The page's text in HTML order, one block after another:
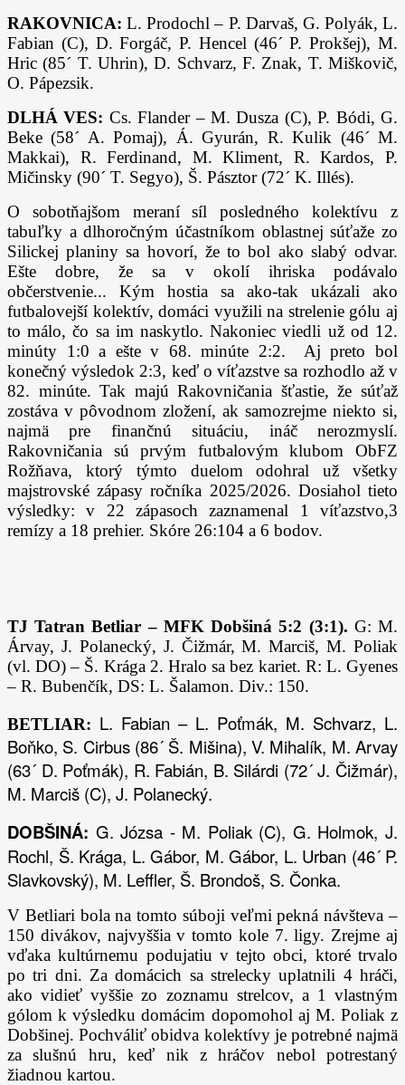
RAKOVNICA: L. Prodochl – P. Darvaš, G. Polyák, L.
Fabian (C), D. Forgáč, P. Hencel (46´ P. Prokšej), M.
Hric (85´ T. Uhrin), D. Schvarz, F. Znak, T. Miškovič,
O. Pápezsik.
DLHÁ VES: Cs. Flander – M. Dusza (C), P. Bódi, G.
Beke (58´ A. Pomaj), Á. Gyurán, R. Kulik (46´ M.
Makkai), R. Ferdinand, M. Kliment, R. Kardos, P.
Mičinsky (90´ T. Segyo), Š. Pásztor (72´ K. Illés).
O sobotňajšom meraní síl posledného kolektívu z
tabuľky a dlhoročným účastníkom oblastnej súťaže zo
Silickej planiny sa hovorí, že to bol ako slabý odvar.
Ešte dobre, že sa v okolí ihriska podávalo
občerstvenie... Kým hostia sa ako-tak ukázali ako
futbalovejší kolektív, domáci využili na strelenie gólu aj
to málo, čo sa im naskytlo. Nakoniec viedli už od 12.
minúty 1:0 a ešte v 68. minúte 2:2. Aj preto bol
konečný výsledok 2:3, keď o víťazstve sa rozhodlo až v
82. minúte. Tak majú Rakovničania šťastie, že súťaž
zostáva v pôvodnom zložení, ak samozrejme niekto si,
najmä pre finančnú situáciu, ináč nerozmyslí.
Rakovničania sú prvým futbalovým klubom ObFZ
Rožňava, ktorý týmto duelom odohral už všetky
majstrovské zápasy ročníka 2025/2026. Dosiahol tieto
výsledky: v 22 zápasoch zaznamenal 1 víťazstvo,3
remízy a 18 prehier. Skóre 26:104 a 6 bodov.
TJ Tatran Betliar – MFK Dobšiná 5:2 (3:1). G: M.
Árvay, J. Polanecký, J. Čižmár, M. Marciš, M. Poliak
(vl. DO) – Š. Krága 2. Hralo sa bez kariet. R: L. Gyenes
– R. Bubenčík, DS: L. Šalamon. Div.: 150.
BETLIAR: L. Fabian – L. Poťmák, M. Schvarz, L.
Boňko, S. Cirbus (86´ Š. Mišina), V. Mihalík, M. Arvay
(63´ D. Poťmák), R. Fabián, B. Silárdi (72´ J. Čižmár),
M. Marciš (C), J. Polanecký.
DOBŠINÁ: G. Józsa - M. Poliak (C), G. Holmok, J.
Rochl, Š. Krága, L. Gábor, M. Gábor, L. Urban (46´ P.
Slavkovský), M. Leffler, Š. Brondoš, S. Čonka.
V Betliari bola na tomto súboji veľmi pekná návšteva –
150 divákov, najvyššia v tomto kole 7. ligy. Zrejme aj
vďaka kultúrnemu podujatiu v tejto obci, ktoré trvalo
po tri dni. Za domácich sa strelecky uplatnili 4 hráči,
ako vidieť vyššie zo zoznamu strelcov, a 1 vlastným
gólom k výsledku domácim dopomohol aj M. Poliak z
Dobšinej. Pochváliť obidva kolektívy je potrebné najmä
za slušnú hru, keď nik z hráčov nebol potrestaný
žiadnou kartou.